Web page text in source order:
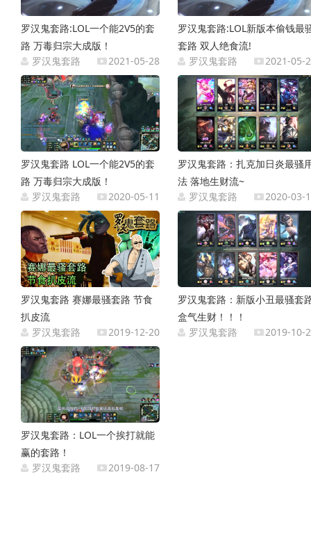
罗汉鬼套路:LOL一个能2V5的套
路 万毒归宗大成版！
罗汉鬼套路
2021-05-28
罗汉鬼套路:LOL新版本偷钱最
套路 双人绝食流!
罗汉鬼套路
2021-05-
罗汉鬼套路 LOL一个能2V5的套
路 万毒归宗大成版！
罗汉鬼套路
2020-05-11
罗汉鬼套路：扎克加日炎最骚
法 落地生财流~
罗汉鬼套路
2020-03-
罗汉鬼套路 赛娜最骚套路 节食
扒皮流
罗汉鬼套路
2019-12-20
罗汉鬼套路：新版小丑最骚套
盒气生财！！！
罗汉鬼套路
2019-10-
罗汉鬼套路：LOL一个挨打就能
赢的套路！
罗汉鬼套路
2019-08-17